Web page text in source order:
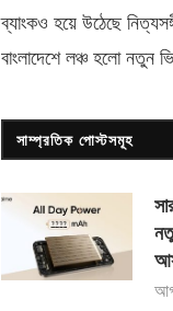
ব্যাংকও হয়ে উঠেছে
বাংলাদেশে লঞ্চ হলো নতুন
সাম্প্রতিক পোস্টসমূহ